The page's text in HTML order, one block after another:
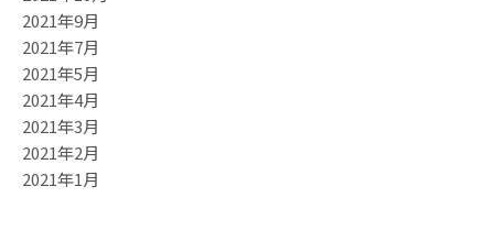
2021年9月
2021年7月
2021年5月
2021年4月
2021年3月
2021年2月
2021年1月